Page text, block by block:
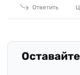
Ответить